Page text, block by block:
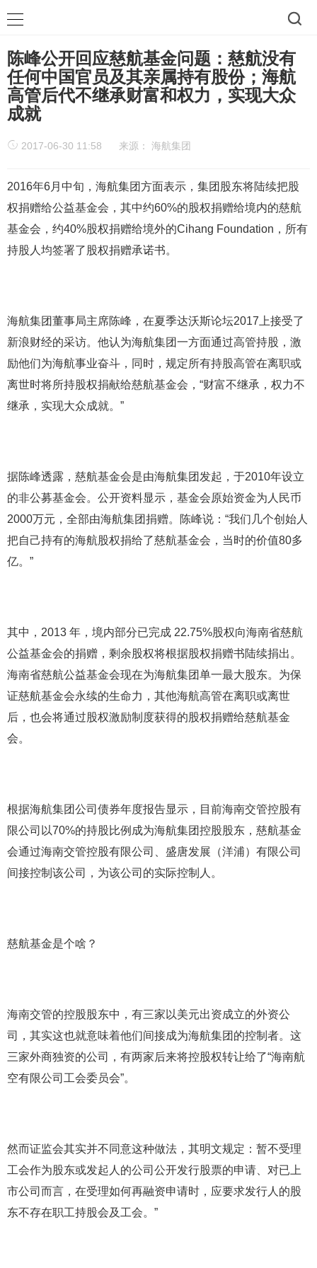
陈峰公开回应慈航基金问题：慈航没有
任何中国官员及其亲属持有股份；海航
高管后代不继承财富和权力，实现大众
成就
2017-06-30 11:58 来源： 海航集团
2016年6月中旬，海航集团方面表示，集团股东将陆续把股
权捐赠给公益基金会，其中约60%的股权捐赠给境内的慈航
基金会，约40%股权捐赠给境外的Cihang Foundation，所有
持股人均签署了股权捐赠承诺书。
海航集团董事局主席陈峰，在夏季达沃斯论坛2017上接受了
新浪财经的采访。他认为海航集团一方面通过高管持股，激
励他们为海航事业奋斗，同时，规定所有持股高管在离职或
离世时将所持股权捐献给慈航基金会，“财富不继承，权力不
继承，实现大众成就。”
据陈峰透露，慈航基金会是由海航集团发起，于2010年设立
的非公募基金会。公开资料显示，基金会原始资金为人民币
2000万元，全部由海航集团捐赠。陈峰说：“我们几个创始人
把自己持有的海航股权捐给了慈航基金会，当时的价值80多
亿。”
其中，2013 年，境内部分已完成 22.75%股权向海南省慈航
公益基金会的捐赠，剩余股权将根据股权捐赠书陆续捐出。
海南省慈航公益基金会现在为海航集团单一最大股东。为保
证慈航基金会永续的生命力，其他海航高管在离职或离世
后，也会将通过股权激励制度获得的股权捐赠给慈航基金
会。
根据海航集团公司债券年度报告显示，目前海南交管控股有
限公司以70%的持股比例成为海航集团控股股东，慈航基金
会通过海南交管控股有限公司、盛唐发展（洋浦）有限公司
间接控制该公司，为该公司的实际控制人。
慈航基金是个啥？
海南交管的控股股东中，有三家以美元出资成立的外资公
司，其实这也就意味着他们间接成为海航集团的控制者。这
三家外商独资的公司，有两家后来将控股权转让给了“海南航
空有限公司工会委员会”。
然而证监会其实并不同意这种做法，其明文规定：暂不受理
工会作为股东或发起人的公司公开发行股票的申请、对已上
市公司而言，在受理如何再融资申请时，应要求发行人的股
东不存在职工持股会及工会。”